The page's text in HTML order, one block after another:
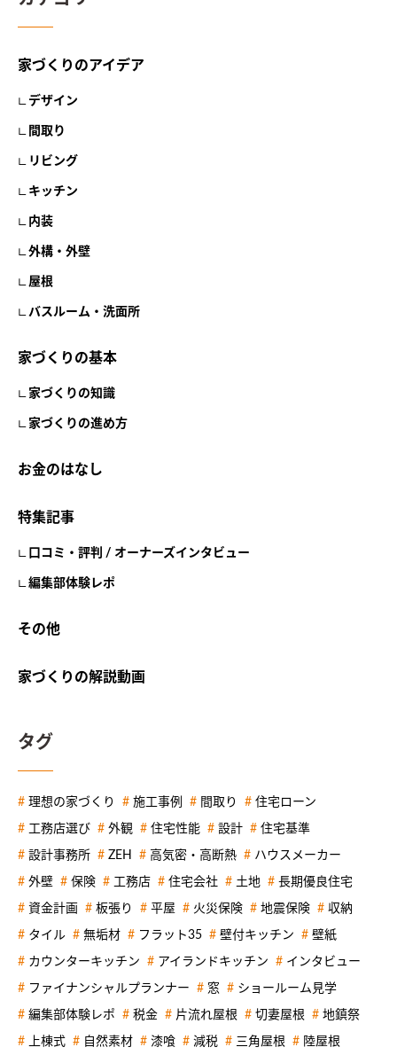
家づくりのアイデア
デザイン
間取り
リビング
キッチン
内装
外構・外壁
屋根
バスルーム・洗面所
家づくりの基本
家づくりの知識
家づくりの進め方
お金のはなし
特集記事
口コミ・評判 / オーナーズインタビュー
編集部体験レポ
その他
家づくりの解説動画
タグ
理想の家づくり 施工事例 間取り 住宅ローン
工務店選び 外観 住宅性能 設計 住宅基準
設計事務所 ZEH 高気密・高断熱 ハウスメーカー
外壁 保険 工務店 住宅会社 土地 長期優良住宅
資金計画 板張り 平屋 火災保険 地震保険 収納
タイル 無垢材 フラット35 壁付キッチン 壁紙
カウンターキッチン アイランドキッチン インタビュー
ファイナンシャルプランナー 窓 ショールーム見学
編集部体験レポ 税金 片流れ屋根 切妻屋根 地鎮祭
上棟式 自然素材 漆喰 減税 三角屋根 陸屋根